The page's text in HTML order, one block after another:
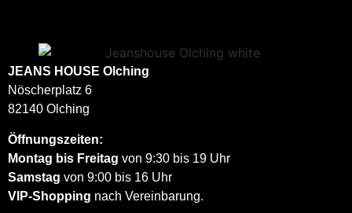
JEANS HOUSE Olching
Nöscherplatz 6
82140 Olching
Öffnungszeiten:
Montag bis Freitag von 9:30 bis 19 Uhr
Samstag von 9:00 bis 16 Uhr
VIP-Shopping nach Vereinbarung.